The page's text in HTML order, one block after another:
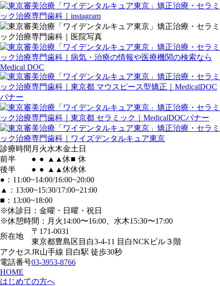
診療時間 月 火水木金土 日
前半
● ● ▲ ▲休■ 休
後半
● ● ▲ ▲休休休
●：11:00~14:00/16:00~20:00
▲：13:00~15:30/17:00~21:00
■：13:00~18:00
※休診日：金曜・日曜・祝日
※休憩時間：月火14:00〜16:00、水木15:30〜17:00
所在地
〒171-0031
東京都豊島区目白3-4-11 目白NCKビル３階
アクセスJR山手線 目白駅 徒歩30秒
電話番号03-3953-8766
HOME
はじめての方へ